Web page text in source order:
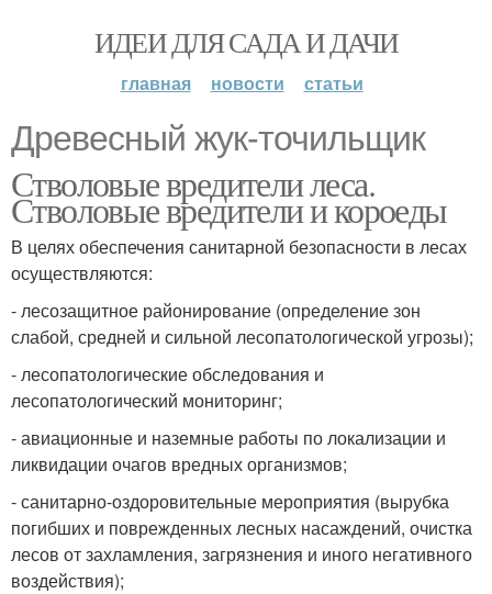
ИДЕИ ДЛЯ САДА И ДАЧИ
главная новости статьи
Древесный жук-точильщик
Стволовые вредители леса.
Стволовые вредители и короеды
В целях обеспечения санитарной безопасности в лесах
осуществляются:
- лесозащитное районирование (определение зон
слабой, средней и сильной лесопатологической угрозы);
- лесопатологические обследования и
лесопатологический мониторинг;
- авиационные и наземные работы по локализации и
ликвидации очагов вредных организмов;
- санитарно-оздоровительные мероприятия (вырубка
погибших и поврежденных лесных насаждений, очистка
лесов от захламления, загрязнения и иного негативного
воздействия);